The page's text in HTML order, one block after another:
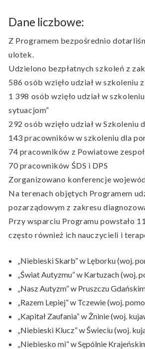
Dane liczbowe:
Z Programem bezpośrednio
ulotek.
Udzielono bezpłatnych szkoleń z
586 osób wzięło udział w szkoleniu
1 398 osób wzięło udział w
sytuacjom”
292 osób wzięło udział w Szkoleniu
143 pracowników w szkoleniu dla
74 pracowników z Powiatowe
70 pracowników ŚDS i DPS
Zorganizowano konferencje
Na terenach objętych Programem
pozarządowym z zakresu
Przy wsparciu Programu powstało
często również ich nauczycieli i
„Niebieski Skarb” w Lęborku (woj.
„Świat Autyzmu” w Kartuzach (woj.
„Nasz Autyzm” w Pruszczu
„Razem Lepiej” w Tczewie (woj.
„Kapitał Zaufania” w Żninie (woj.
„Niebieski Klucz” w Świeciu (woj.
„Niebiesko mi” w Sępólnie